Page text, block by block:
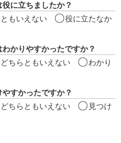
に立ちましたか？
もいえない
役に立たなか
かりやすかったですか？
どちらともいえない
わかり
すかったですか？
どちらともいえない
見つけ